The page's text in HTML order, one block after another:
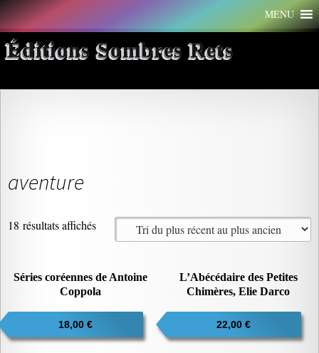
Aller
au
contenu
MENU
Éditions Sombres Rets
aventure
18 résultats affichésTrié
récent
au
plus
Séries coréennes de Antoine
Coppola
18,00 €
L’Abécédaire des Petites
Chimères, Elie Darco
22,00 €